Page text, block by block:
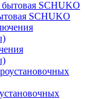
SCHUKO